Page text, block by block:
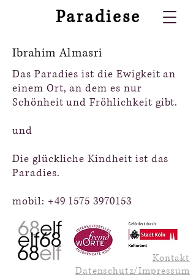
Paradiese
Ibrahim Almasri
Das Paradies ist die Ewigkeit an
einem Ort, an dem es nur
Schönheit und Fröhlichkeit gibt.
und
Die glückliche Kindheit ist das
Paradies.
mobil: +49 1575 3970153
Kontakt
Datenschutz/Impressum